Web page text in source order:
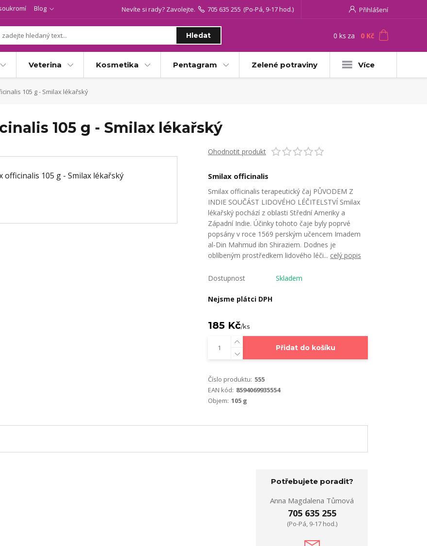
Blog Přihlášení
Hledat
Nevíte si rady? Zavolejte. 705 635 255 (Po-Pá, 9-17 hod.)
0 ks za 0 Kč
Veterina Kosmetika Pentagram Zelené potraviny Více
105 g - Smilax lékařský
105 g - Smilax lékařský
Ohodnotit produkt
Smilax officinalis
Smilax officinalis terapeutický čaj PŮVODEM Z
INDIE SOUČÁST LIDOVÉHO LÉČITELSTVÍ Smilax
lékařský pochází z oblasti Střední Ameriky a
Západní Indie. Účinky tohoto čaje byly poprvé
popsány v roce 1569 perským učencem Imadem
al-Din Mahmud ibn Shiraziem. Dodnes je
oblíbeným prostředkem lidového léči... celý popis
Dostupnost Skladem
Nejsme plátci DPH
185 Kč/ks
Přidat do košíku
Číslo produktu: 555
EAN kód: 8594069935554
Objem: 105 g
Potřebujete poradit?
Anna Magdalena Tůmová
705 635 255
(Po-Pá, 9-17 hod.)